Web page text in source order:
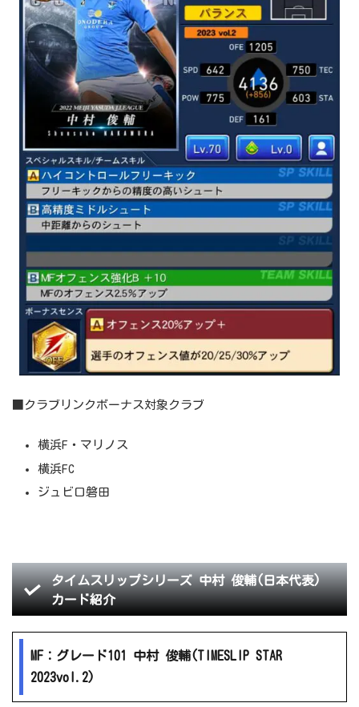
■クラブリンクボーナス対象クラブ
横浜F・マリノス
横浜FC
ジュビロ磐田
タイムスリップシリーズ 中村 俊輔(日本代表)
カード紹介
MF：グレード101 中村 俊輔(TIMESLIP STAR
2023vol.2)